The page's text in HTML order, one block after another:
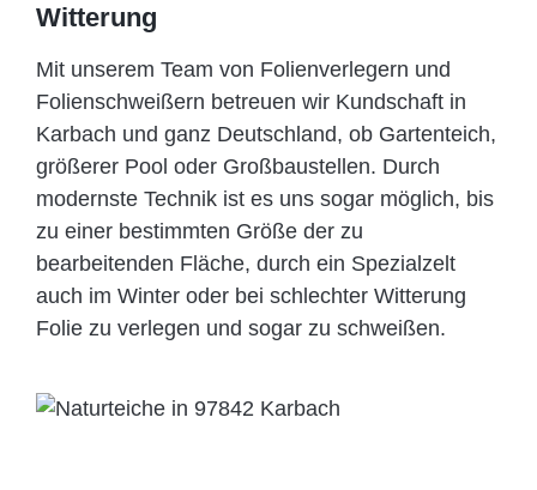
Witterung
Mit unserem Team von Folienverlegern und
Folien­schweißern betreuen wir Kundschaft in
Karbach und ganz Deutschland, ob Gartenteich,
größerer Pool oder Großbaustellen. Durch
modernste Technik ist es uns sogar möglich, bis
zu einer bestimmten Größe der zu
bearbeitenden Fläche, durch ein Spezi­alzelt
auch im Winter oder bei schlechter Witterung
Folie zu verlegen und sogar zu schweißen.